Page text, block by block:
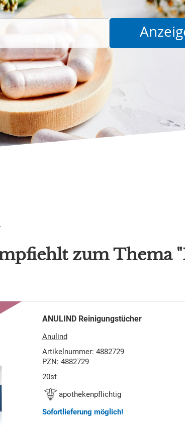
zum Thema
ANULIND Reinigungstücher
Anulind
Artikelnummer: 4882729
PZN: 4882729
20st
apothekenpflichtig
Sofortlieferung möglich!